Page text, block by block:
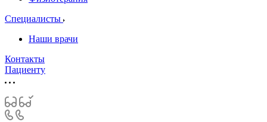
Специалисты
Наши врачи
Контакты
Пациенту